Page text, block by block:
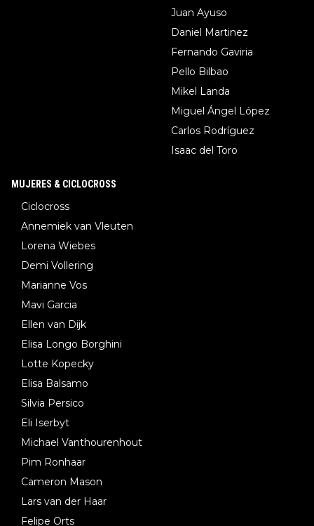
Juan Ayuso
Daniel Martinez
Fernando Gaviria
Pello Bilbao
Mikel Landa
Miguel Ángel López
Carlos Rodríguez
Isaac del Toro
MUJERES & CICLOCROSS
Ciclocross
Annemiek van Vleuten
Lorena Wiebes
Demi Vollering
Marianne Vos
Mavi Garcia
Ellen van Dijk
Elisa Longo Borghini
Lotte Kopecky
Elisa Balsamo
Silvia Persico
Eli Iserbyt
Michael Vanthourenhout
Pim Ronhaar
Cameron Mason
Lars van der Haar
Felipe Orts